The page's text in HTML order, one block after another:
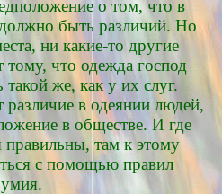
о том, что в
быть различий. Но
ни какие-то другие
тому, что одежда господ
же, как у их слуг.
в одеянии людей,
в обществе. И где
там к этому
с помощью правил